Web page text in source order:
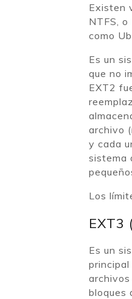
Existen
NTFS,
como
Es un
que no
EXT2
archivo
y cada
sistema
Los
EXT3
Es un
bloques